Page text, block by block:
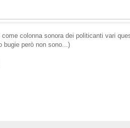
colonna sonora dei politicanti vari
bugie però non sono...)